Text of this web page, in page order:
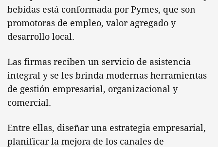
bebidas está conformada por Pymes, que son
promotoras de empleo, valor agregado y
desarrollo local.
Las firmas reciben un servicio de asistencia
integral y se les brinda modernas herramientas
de gestión empresarial, organizacional y
comercial.
Entre ellas, diseñar una estrategia empresarial,
planificar la mejora de los canales de